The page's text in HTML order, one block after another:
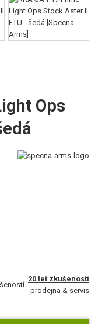
Ops
20 let zkušeností
prodejna & servis